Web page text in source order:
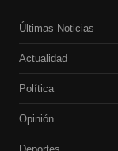
Últimas Noticias
Actualidad
Política
Opinión